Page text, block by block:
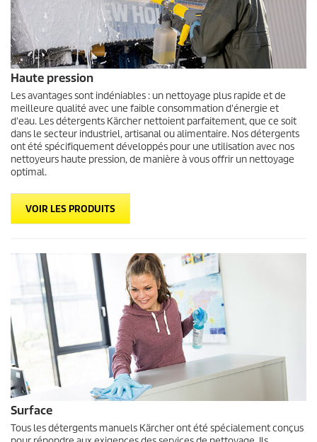
Haute pression
Les avantages sont indéniables : un nettoyage plus rapide et de
meilleure qualité avec une faible consommation d'énergie et
d'eau. Les détergents Kärcher nettoient parfaitement, que ce soit
dans le secteur industriel, artisanal ou alimentaire. Nos détergents
ont été spécifiquement développés pour une utilisation avec nos
nettoyeurs haute pression, de manière à vous offrir un nettoyage
optimal.
VOIR LES PRODUITS
Surface
Tous les détergents manuels Kärcher ont été spécialement conçus